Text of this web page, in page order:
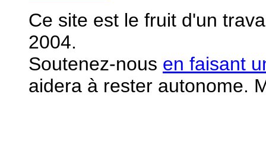
Ce site est le fruit d'un
2004.
Soutenez-nous en faisant
aidera à rester autonome.